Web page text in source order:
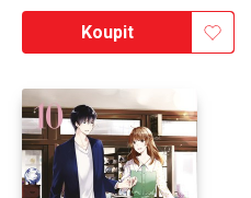
Koupit